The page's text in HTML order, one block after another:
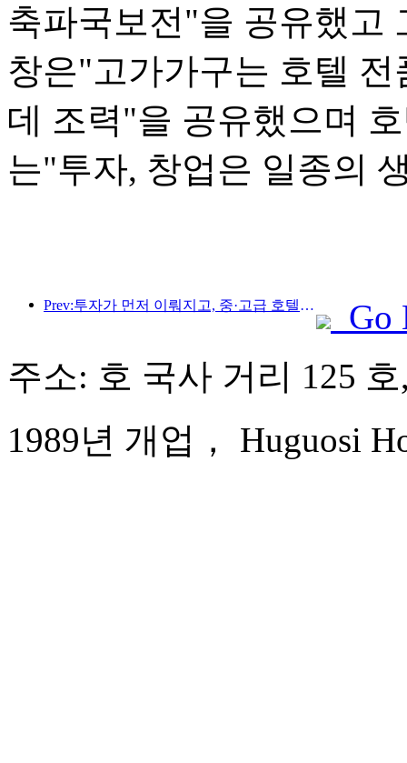
축파국보전"을 공유했고
창은"고가가구는 호텔
데 조력"을 공유했으며
는"투자, 창업은 일종의
Prev:투자가 먼저 이뤄지고, 중·고급 호텔은 투기 단계를 넘어섰다.
Go
주소: 호 국사 거리 125
1989년 개업， Huguosi